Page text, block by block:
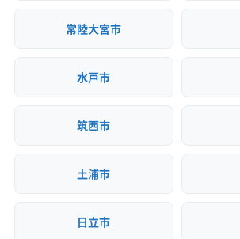
常陸大宮市
水戸市
筑西市
土浦市
日立市